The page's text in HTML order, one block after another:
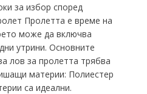
за избор според
Пролетта е време на
може да включва
утрини. Основните
лов за пролетта трябва
материи: Полиестер
са идеални.